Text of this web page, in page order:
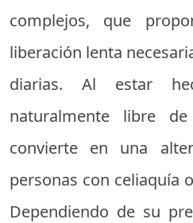
complejos, que
liberación lenta
diarias. Al estar
naturalmente libre
convierte en una
personas con celiaquía
Dependiendo de su